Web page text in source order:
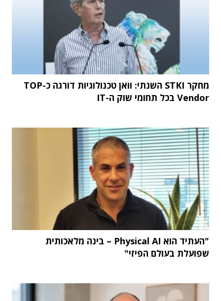
מחקר STKI השנתי: וואן טכנולוגיות דורגה כ-TOP
Vendor בכל תחומי שוק ה-IT
"העתיד הוא Physical AI – בינה מלאכותית
שפועלת בעולם הפיזי"